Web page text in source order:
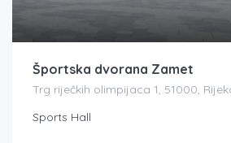
Športska dvorana Zamet
Trg riječkih olimpijaca 1, 51000,
Sports Hall